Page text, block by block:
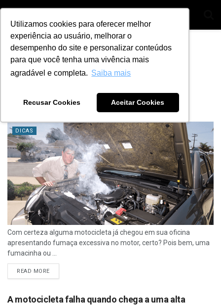
Utilizamos cookies para oferecer melhor
experiência ao usuário, melhorar o
desempenho do site e personalizar conteúdos
para que você tenha uma vivência mais
agradável e completa. Saiba mais
Recusar Cookies Aceitar Cookies
Home Tag Bomba de combustível
Tag:Bomba de combustível
normal? Saiba o porque!
5 DE SETEMBRO DE 2018
DICAS
Com certeza alguma motocicleta já chegou em sua oficina
apresentando fumaça excessiva no motor, certo? Pois bem, uma
fumacinha ou ...
READ MORE
A motocicleta falha quando chega a uma alta